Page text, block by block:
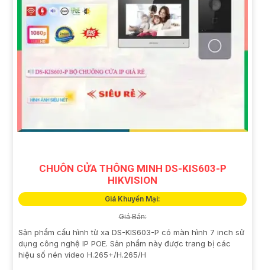
CHUÔN CỬA THÔNG MINH DS-KIS603-P
HIKVISION
Giá Khuyến Mại:
Giá Bán:
Sản phẩm cấu hình từ xa DS-KIS603-P có màn hình 7 inch sử
dụng công nghệ IP POE. Sản phẩm này được trang bị các
hiệu số nén video H.265+/H.265/H